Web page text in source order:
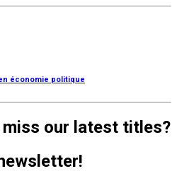
économie politique
our latest titles?